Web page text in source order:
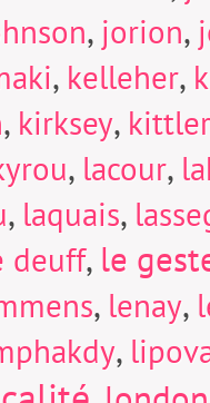
, jorion,
, kelleher,
, kirksey, kittler
, lacour,
, laquais,
deuff, le
, lenay,
,